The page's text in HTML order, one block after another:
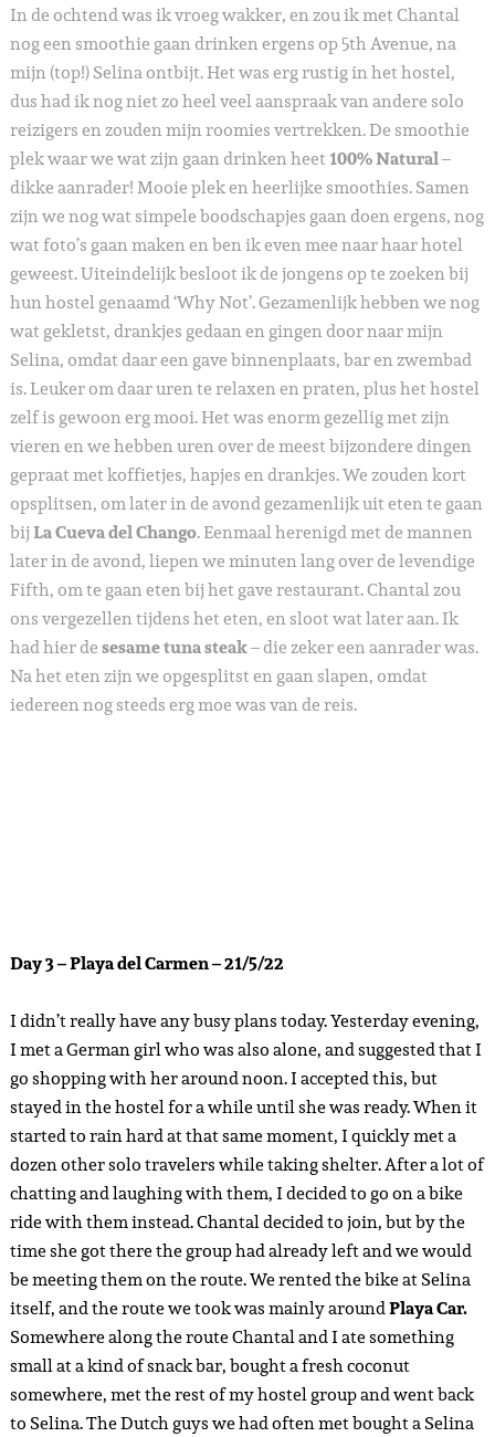
In de ochtend was ik vroeg wakker, en zou ik met Chantal
nog een smoothie gaan drinken ergens op 5th Avenue, na
mijn (top!) Selina ontbijt. Het was erg rustig in het hostel,
dus had ik nog niet zo heel veel aanspraak van andere solo
reizigers en zouden mijn roomies vertrekken. De smoothie
plek waar we wat zijn gaan drinken heet 100% Natural–
dikke aanrader! Mooie plek en heerlijke smoothies. Samen
zijn we nog wat simpele boodschapjes gaan doen ergens, nog
wat foto’s gaan maken en ben ik even mee naar haar hotel
geweest. Uiteindelijk besloot ik de jongens op te zoeken bij
hun hostel genaamd ‘Why Not’. Gezamenlijk hebben we nog
wat gekletst, drankjes gedaan en gingen door naar mijn
Selina, omdat daar een gave binnenplaats, bar en zwembad
is. Leuker om daar uren te relaxen en praten, plus het hostel
zelf is gewoon erg mooi. Het was enorm gezellig met zijn
vieren en we hebben uren over de meest bijzondere dingen
gepraat met koffietjes, hapjes en drankjes. We zouden kort
opsplitsen, om later in de avond gezamenlijk uit eten te gaan
bijLa Cueva del Chango. Eenmaal herenigd met de mannen
later in de avond, liepen we minuten lang over de levendige
Fifth, om te gaan eten bij het gave restaurant. Chantal zou
ons vergezellen tijdens het eten, en sloot wat later aan. Ik
had hier desesame tuna steak– die zeker een aanrader was.
Na het eten zijn we opgesplitst en gaan slapen, omdat
iedereen nog steeds erg moe was van de reis.
Day 3 – Playa del Carmen – 21/5/22
I didn’t really have any busy plans today. Yesterday evening,
I met a German girl who was also alone, and suggested that I
go shopping with her around noon. I accepted this, but
stayed in the hostel for a while until she was ready. When it
started to rain hard at that same moment, I quickly met a
dozen other solo travelers while taking shelter. After a lot of
chatting and laughing with them, I decided to go on a bike
ride with them instead. Chantal decided to join, but by the
time she got there the group had already left and we would
be meeting them on the route. We rented the bike at Selina
itself, and the route we took was mainly aroundPlaya Car.
Somewhere along the route Chantal and I ate something
small at a kind of snack bar, bought a fresh coconut
somewhere, met the rest of my hostel group and went back
to Selina. The Dutch guys we had often met bought a Selina